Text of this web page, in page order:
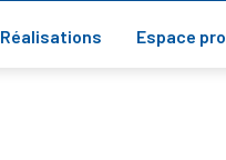
Réalisations Espace pro